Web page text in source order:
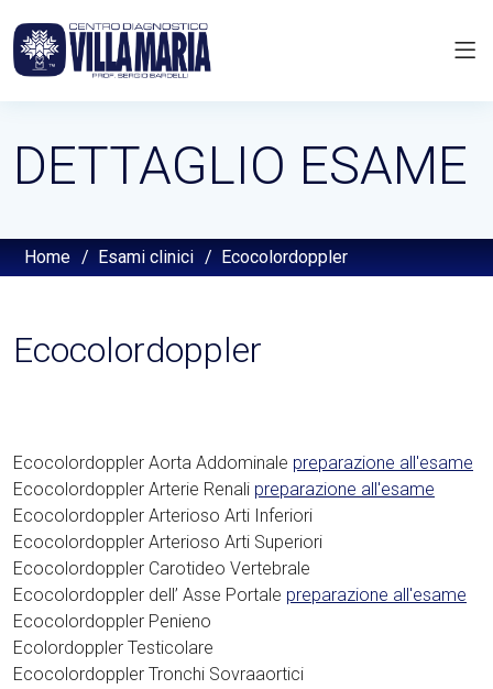
DETTAGLIO ESAME
Home / Esami clinici / Ecocolordoppler
Ecocolordoppler
Ecocolordoppler Aorta Addominale preparazione all'esame
Ecocolordoppler Arterie Renali preparazione all'esame
Ecocolordoppler Arterioso Arti Inferiori
Ecocolordoppler Arterioso Arti Superiori
Ecocolordoppler Carotideo Vertebrale
Ecocolordoppler dell’ Asse Portale preparazione all'esame
Ecocolordoppler Penieno
Ecolordoppler Testicolare
Ecocolordoppler Tronchi Sovraaortici